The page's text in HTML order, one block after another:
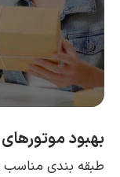
بهبود
طبقه بندی مناسب